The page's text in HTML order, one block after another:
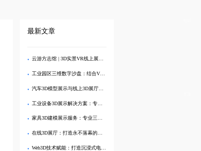
最新文章
云游方志馆 | 3D实景VR线上展厅，畅览地方文史
工业园区三维数字沙盘：结合VR设备全方位展示产业布局
汽车3D模型展示与线上3D展厅一体化解决方案
工业设备3D展示解决方案：专业三维建模与线上3D展示服务
家具3D建模展示服务：专业三维建模与线上展示一站式解决方案
在线3D展厅：打造永不落幕的家具品牌数字展馆
Web3D技术赋能：打造沉浸式电商3D产品展示与线上购物体验